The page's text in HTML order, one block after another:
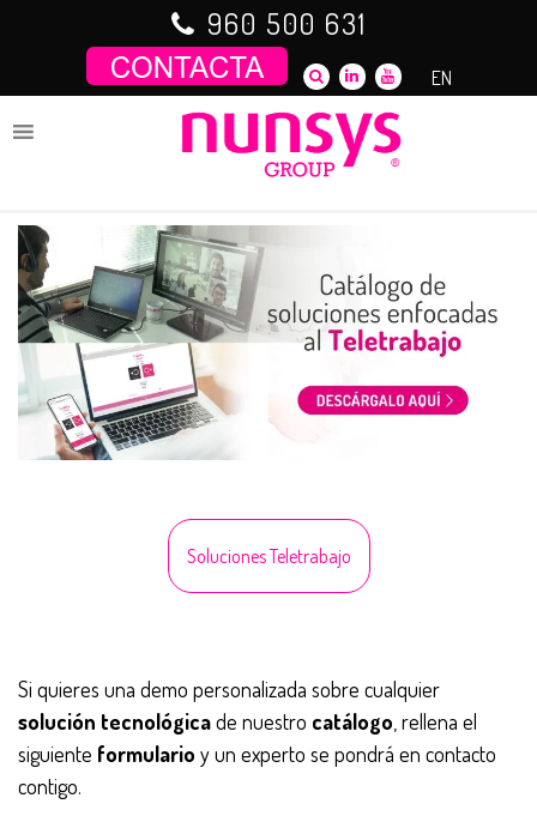
960 500 631
EN
Soluciones Teletrabajo
Si quieres una demo personalizada sobre cualquier
solución tecnológicade nuestro catálogo , rellena el
siguiente formulario y un experto se pondrá en contacto
contigo.